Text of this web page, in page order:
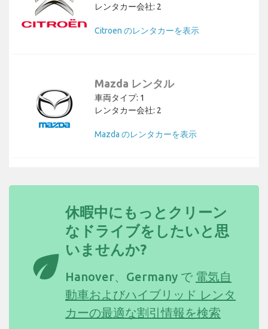
レンタカー会社: 2
Citroen のレンタカーを表示
Mazda レンタル
車両タイプ: 1
レンタカー会社: 2
Mazda のレンタカーを表示
eco
休暇中にもっとクリーン
なドライブをしたいと思
いませんか?
Hanover、Germany で 電気自
動車およびハイブリッド レンタ
カーの最適な割引情報を検索